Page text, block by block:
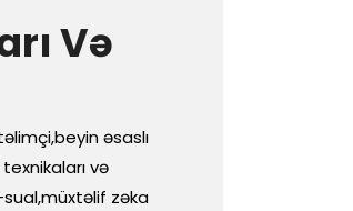
Və
əsaslı
və
zəka